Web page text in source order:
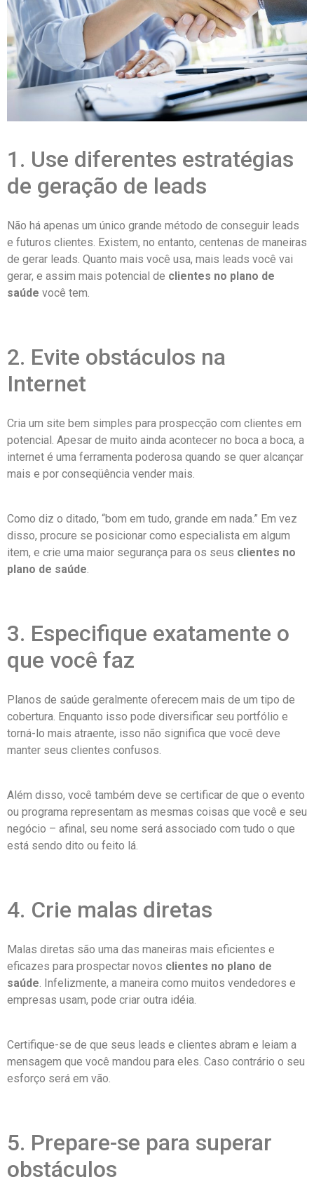
1. Use diferentes estratégias
de geração de leads
Não há apenas um único grande método de conseguir leads
e futuros clientes. Existem, no entanto, centenas de maneiras
de gerar leads. Quanto mais você usa, mais leads você vai
gerar, e assim mais potencial de clientes no plano de
saúde você tem.
2. Evite obstáculos na
Internet
Cria um site bem simples para prospecção com clientes em
potencial. Apesar de muito ainda acontecer no boca a boca, a
internet é uma ferramenta poderosa quando se quer alcançar
mais e por conseqüência vender mais.
Como diz o ditado, “bom em tudo, grande em nada.” Em vez
disso, procure se posicionar como especialista em algum
item, e crie uma maior segurança para os seus clientes no
plano de saúde
3. Especifique exatamente o
que você faz
Planos de saúde geralmente oferecem mais de um tipo de
cobertura. Enquanto isso pode diversificar seu portfólio e
torná-lo mais atraente, isso não significa que você deve
manter seus clientes confusos.
Além disso, você também deve se certificar de que o evento
ou programa representam as mesmas coisas que você e seu
negócio – afinal, seu nome será associado com tudo o que
está sendo dito ou feito lá.
4. Crie malas diretas
Malas diretas são uma das maneiras mais eficientes e
eficazes para prospectar novos clientes no plano de
saúde . Infelizmente, a maneira como muitos vendedores e
empresas usam, pode criar outra idéia.
Certifique-se de que seus leads e clientes abram e leiam a
mensagem que você mandou para eles. Caso contrário o seu
esforço será em vão.
5. Prepare-se para superar
obstáculos